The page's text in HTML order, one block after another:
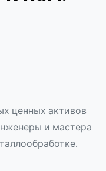
ценных активов
и мастера